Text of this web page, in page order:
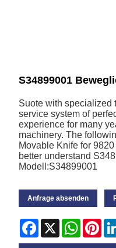
S34899001
Suote with specialized
service system of
experience for many
machinery. The
Movable Knife for
better understand
Modell:S34899001
Anfrage absenden
Facebook
X